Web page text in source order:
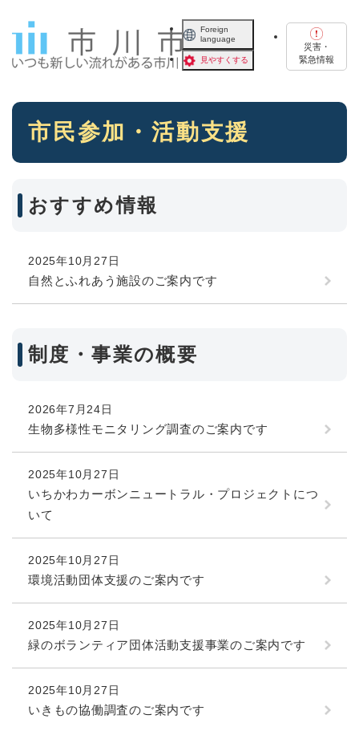
Foreign
language
見やすくする
災害・
緊急情報
本
市民参加・活動支援
おすすめ情報
2025年10月27日
自然とふれあう施設のご案内です
制度・事業の概要
2026年7月24日
生物多様性モニタリング調査のご案内です
2025年10月27日
いちかわカーボンニュートラル・プロジェクトにつ
いて
2025年10月27日
環境活動団体支援のご案内です
2025年10月27日
緑のボランティア団体活動支援事業のご案内です
2025年10月27日
いきもの協働調査のご案内です